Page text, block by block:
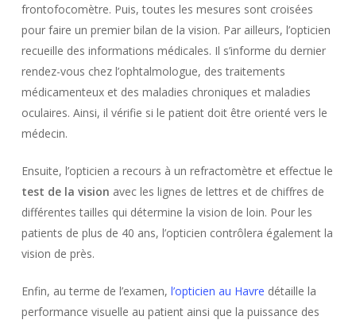
frontofocomètre. Puis, toutes les mesures sont croisées
pour faire un premier bilan de la vision. Par ailleurs, l’opticien
recueille des informations médicales. Il s’informe du dernier
rendez-vous chez l’ophtalmologue, des traitements
médicamenteux et des maladies chroniques et maladies
oculaires. Ainsi, il vérifie si le patient doit être orienté vers le
médecin.
Ensuite, l’opticien a recours à un refractomètre et effectue le
test de la vision avec les lignes de lettres et de chiffres de
différentes tailles qui détermine la vision de loin. Pour les
patients de plus de 40 ans, l’opticien contrôlera également la
vision de près.
Enfin, au terme de l’examen, l’opticien au Havre détaille la
performance visuelle au patient ainsi que la puissance des